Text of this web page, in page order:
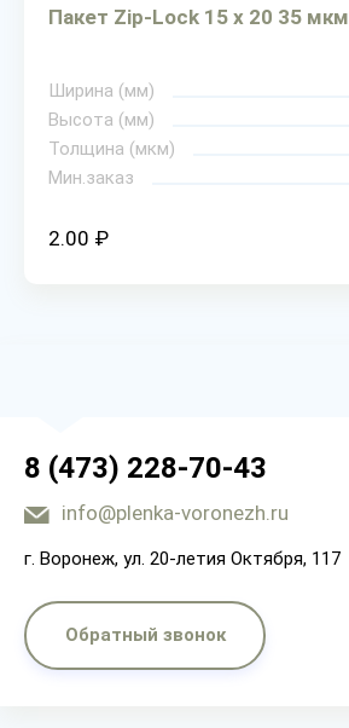
Пакет Zip-Lock 15 х 20 35 мкм
Ширина (мм)
Высота (мм)
Толщина (мкм)
Мин.заказ
2.00 ₽
8 (473) 228-70-43
info@plenka-voronezh.ru
г. Воронеж, ул. 20-летия Октября, 117
Обратный звонок